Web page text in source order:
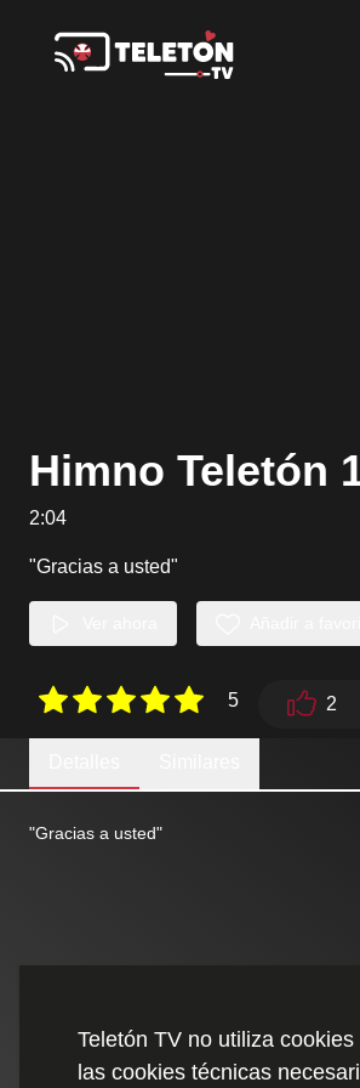
Himno Teletón
2:04
"Gracias a usted"
5 2
"Gracias a usted"
Teletón TV no utiliza
las cookies técnicas